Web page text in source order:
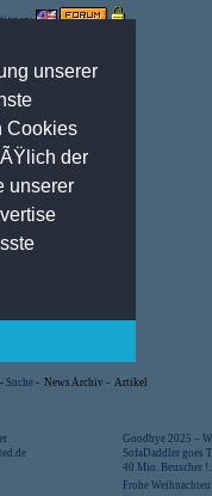
unserer
Cookies
der
unserer
- Suche - News Archiv - Artikel
Goodbye 2025 –
SofaDaddler goes
40 Mio. Beuscher
Frohe